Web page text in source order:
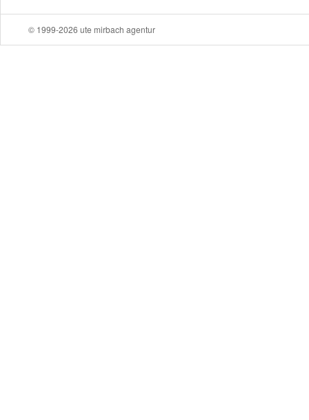
© 1999-2026 ute mirbach agentur